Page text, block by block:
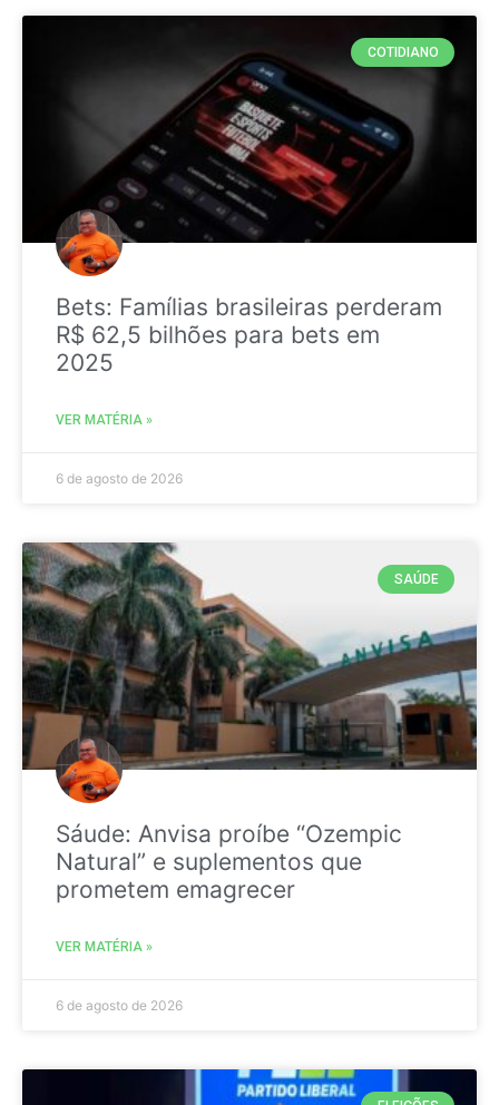
COTIDIANO
Bets: Famílias brasileiras perderam
R$ 62,5 bilhões para bets em
2025
VER MATÉRIA »
6 de agosto de 2026
SAÚDE
Sáude: Anvisa proíbe “Ozempic
Natural” e suplementos que
prometem emagrecer
VER MATÉRIA »
6 de agosto de 2026